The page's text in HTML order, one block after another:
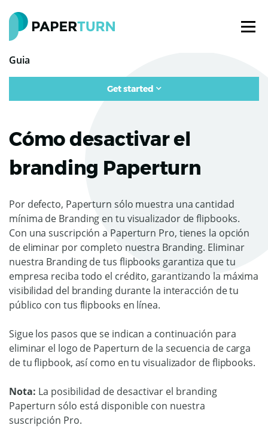
Guia
Get started
Cómo desactivar el
branding Paperturn
Por defecto, Paperturn sólo muestra una cantidad
mínima de Branding en tu visualizador de flipbooks.
Con una suscripción a Paperturn Pro, tienes la opción
de eliminar por completo nuestra Branding. Eliminar
nuestra Branding de tus flipbooks garantiza que tu
empresa reciba todo el crédito, garantizando la máxima
visibilidad del branding durante la interacción de tu
público con tus flipbooks en línea.
Sigue los pasos que se indican a continuación para
eliminar el logo de Paperturn de la secuencia de carga
de tu flipbook, así como en tu visualizador de flipbooks.
Nota: La posibilidad de desactivar el branding
Paperturn sólo está disponible con nuestra
suscripción Pro.